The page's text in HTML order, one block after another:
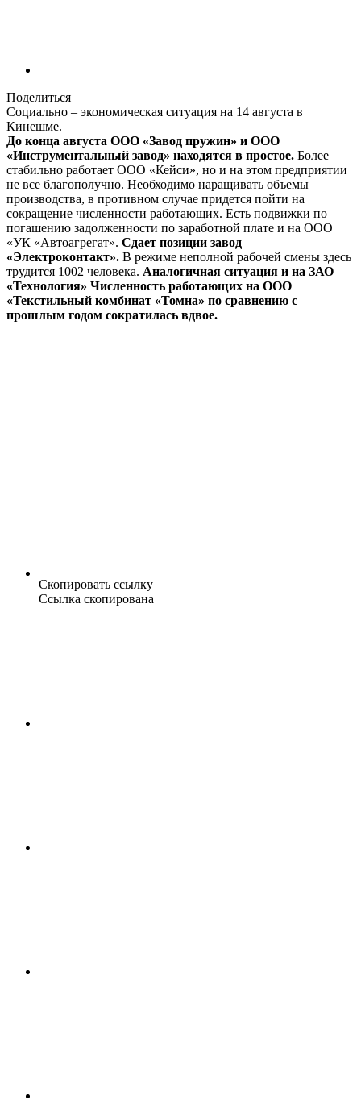
Поделиться
Социально – экономическая ситуация на 14 августа в
Кинешме.
До конца августа ООО «Завод пружин» и ООО
«Инструментальный завод» находятся в простое. Более
стабильно работает ООО «Кейси», но и на этом предприятии
не все благополучно. Необходимо наращивать объемы
производства, в противном случае придется пойти на
сокращение численности работающих. Есть подвижки по
погашению задолженности по заработной плате и на ООО
«УК «Автоагрегат». Сдает позиции завод
«Электроконтакт». В режиме неполной рабочей смены здесь
трудится 1002 человека. Аналогичная ситуация и на ЗАО
«Технология» Численность работающих на ООО
«Текстильный комбинат «Томна» по сравнению с
прошлым годом сократилась вдвое.
Скопировать ссылку
Ссылка скопирована